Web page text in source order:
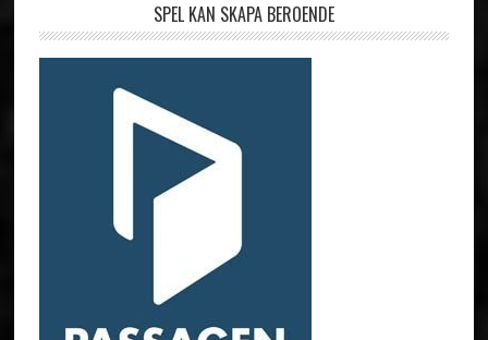
SPEL KAN SKAPA BEROENDE